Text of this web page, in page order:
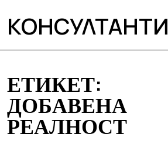
КОНСУЛТАНТИ
ЕТИКЕТ:
ДОБАВЕНА
РЕАЛНОСТ